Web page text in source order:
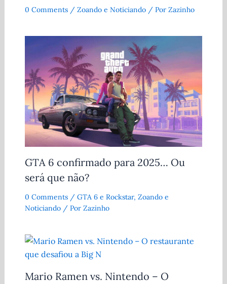
0 Comments / Zoando e Noticiando/ Por Zazinho
GTA 6 confirmado para 2025… Ou
será que não?
0 Comments / GTA 6 e Rockstar, Zoando e
Noticiando/ Por Zazinho
Mario Ramen vs. Nintendo – O